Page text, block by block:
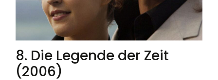
8. Die Legende der Zeit
(2006)